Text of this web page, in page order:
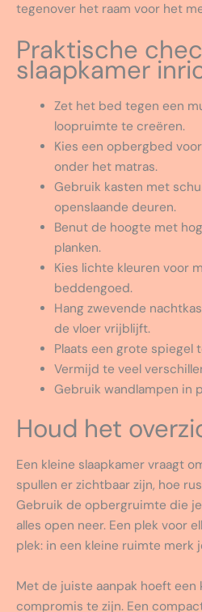
tegenover het raam voor het
Praktische
slaapkamer
Zet het bed tegen een
loopruimte te creëren.
Kies een opbergbed
onder het matras.
Gebruik kasten met
openslaande deuren.
Benut de hoogte met
planken.
Kies lichte kleuren voor
beddengoed.
Hang zwevende
de vloer vrijblijft.
Plaats een grote spiegel
Vermijd te veel
Gebruik wandlampen in
Houd het
Een kleine slaapkamer vraagt
spullen er zichtbaar zijn, hoe
Gebruik de opbergruimte die
alles open neer. Een plek voor
plek: in een kleine ruimte
Met de juiste aanpak hoeft een
compromis te zijn. Een